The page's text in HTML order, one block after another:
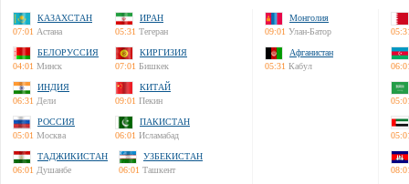
КАЗАХСТАН
07:01 Астана
ИРАН
05:31 Тегеран
БЕЛОРУССИЯ
04:01 Минск
КИРГИЗИЯ
07:01 Бишкек
ИНДИЯ
06:31 Дели
КИТАЙ
09:01 Пекин
РОССИЯ
05:01 Москва
ПАКИСТАН
06:01 Исламабад
ТАДЖИКИСТАН
06:01 Душанбе
УЗБЕКИСТАН
06:01 Ташкент
Монголия
09:01 Улан-Батор
Афганистан
05:31 Кабул